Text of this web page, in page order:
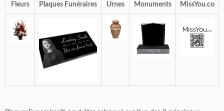
Fleurs Plaques Funéraires Urnes Monuments MissYou.co